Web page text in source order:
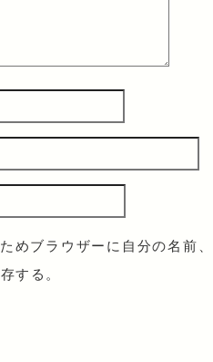
めブラウザーに自分の名前、
する。